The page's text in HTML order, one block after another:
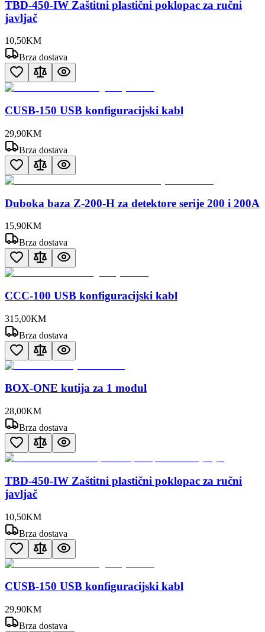
TBD-450-IW Zaštitni plastični poklopac za ručni
javljač
10,50KM
Brza dostava
CUSB-150 USB konfiguracijski kabl
29,90KM
Brza dostava
Duboka baza Z-200-H za detektore serije 200 i 200A
15,90KM
Brza dostava
CCC-100 USB konfiguracijski kabl
315,00KM
Brza dostava
BOX-ONE kutija za 1 modul
28,00KM
Brza dostava
TBD-450-IW Zaštitni plastični poklopac za ručni
javljač
10,50KM
Brza dostava
CUSB-150 USB konfiguracijski kabl
29,90KM
Brza dostava